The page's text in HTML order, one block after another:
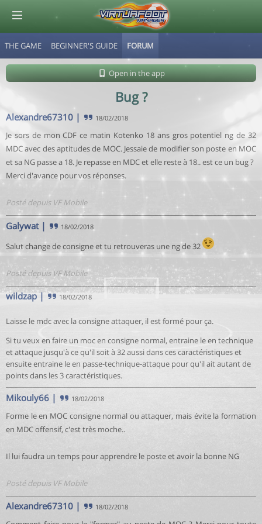
THE GAME BEGINNER'S GUIDE FORUM
Open in the app
Bug ?
Alexandre67310 | 18/02/2018
Je sors de mon CDF ce matin Kotenko 18 ans gros potentiel ng de 32
MDC avec des aptitudes de MOC. Jessaie de modifier son poste en MOC
et sa NG passe a 18. Je repasse en MDC et elle reste à 18.. est ce un bug ?
Merci d'avance pour vos réponses.
Posté depuis VF Mobile
Galywat| 18/02/2018
Salut change de consigne et tu retrouveras une ng de 32
Posté depuis VF Mobile
wildzap | 18/02/2018
Laisse le mdc avec la consigne attaquer, il est formé pour ça.
Si tu veux en faire un moc en consigne normal, entraine le en technique
et attaque jusqu'à ce qu'il soit à 32 aussi dans ces caractéristiques et
ensuite entraine le en passe-technique-attaque pour qu'il ait autant de
points dans les 3 caractéristiques.
Mikouly66 | 18/02/2018
Forme le en MOC consigne normal ou attaquer, mais évite la formation
en MDC offensif, c'est très moche..
Il lui faudra un temps pour apprendre le poste et avoir la bonne NG
Posté depuis VF Mobile
Alexandre67310 | 18/02/2018
© Virtuafoot Manager by Aymeric Le Corre 202608070757